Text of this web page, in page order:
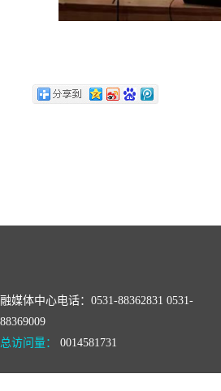
融媒体中心电话：0531-88362831 0531-
88369009
总访问量：
0014581731